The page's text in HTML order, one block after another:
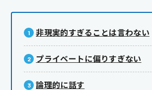
非現実的すぎることは言わない
プライベートに偏りすぎない
論理的に話す